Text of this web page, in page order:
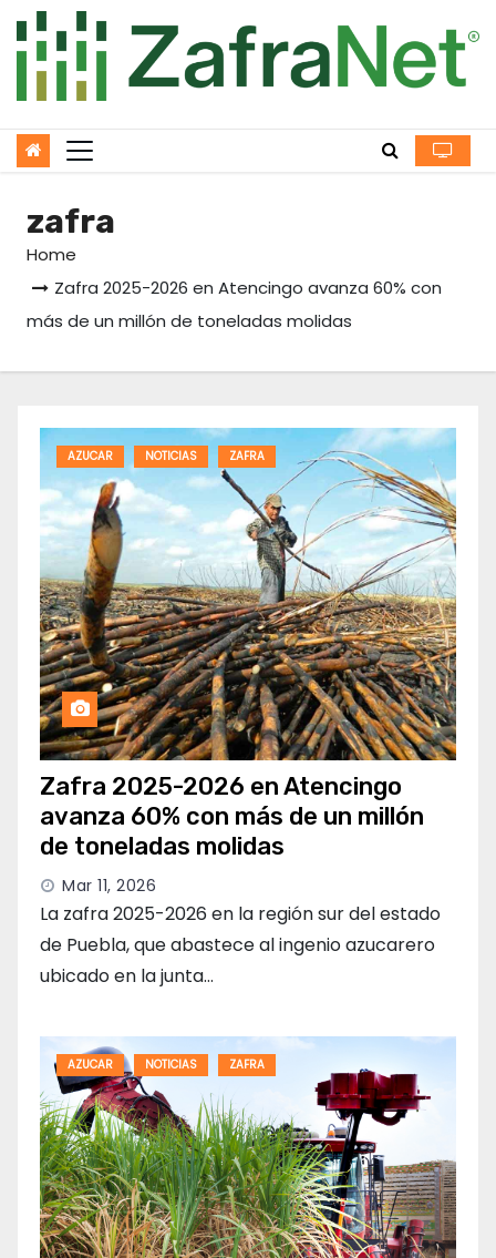
to
content
zafra
Home
Zafra 2025-2026 en Atencingo avanza 60% con
más de un millón de toneladas molidas
AZUCAR NOTICIAS ZAFRA
Zafra 2025-2026 en Atencingo
avanza 60% con más de un millón
de toneladas molidas
Mar 11, 2026
La zafra 2025-2026 en la región sur del estado
de Puebla, que abastece al ingenio azucarero
ubicado en la junta…
AZUCAR NOTICIAS ZAFRA